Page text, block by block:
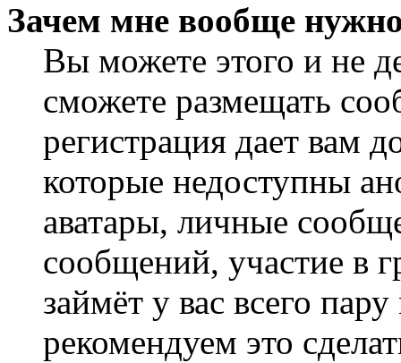
Зачем мне вообще
Вы можете этого и не
сможете размещать
регистрация дает вам
которые недоступны
аватары, личные
сообщений, участие в
займёт у вас всего
рекомендуем это